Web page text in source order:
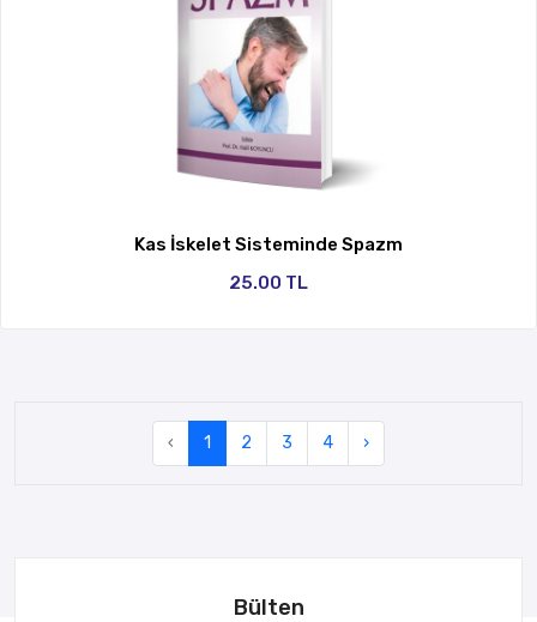
Kas İskelet Sisteminde Spazm
25.00 TL
‹ 1 2 3 4 ›
Bülten